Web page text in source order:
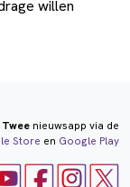
willen
Tweenieuwsapp via de
Store en Google Play